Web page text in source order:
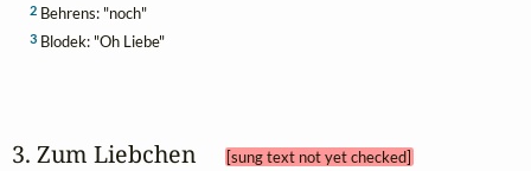
2Behrens: "noch"
3Blodek: "Oh Liebe"
3. Zum Liebchen [sung text not yet checked]